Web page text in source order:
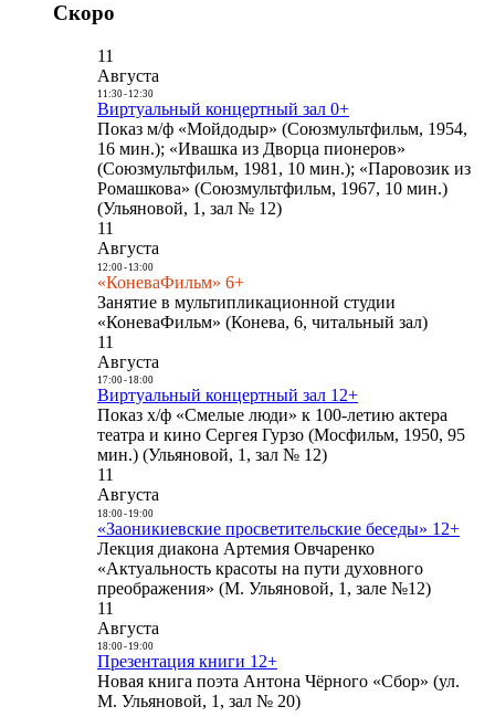
Скоро
11
Августа
11:30- 12:30
Виртуальный концертный зал 0+
Показ м/ф «Мойдодыр» (Союзмультфильм, 1954,
16 мин.); «Ивашка из Дворца пионеров»
(Союзмультфильм, 1981, 10 мин.); «Паровозик из
Ромашкова» (Союзмультфильм, 1967, 10 мин.)
(Ульяновой, 1, зал № 12)
11
Августа
12:00- 13:00
«КоневаФильм» 6+
Занятие в мультипликационной студии
«КоневаФильм» (Конева, 6, читальный зал)
11
Августа
17:00- 18:00
Виртуальный концертный зал 12+
Показ х/ф «Смелые люди» к 100-летию актера
театра и кино Сергея Гурзо (Мосфильм, 1950, 95
мин.) (Ульяновой, 1, зал № 12)
11
Августа
18:00- 19:00
«Заоникиевские просветительские беседы» 12+
Лекция диакона Артемия Овчаренко
«Актуальность красоты на пути духовного
преображения» (М. Ульяновой, 1, зале №12)
11
Августа
18:00- 19:00
Презентация книги 12+
Новая книга поэта Антона Чёрного «Сбор» (ул.
М. Ульяновой, 1, зал № 20)